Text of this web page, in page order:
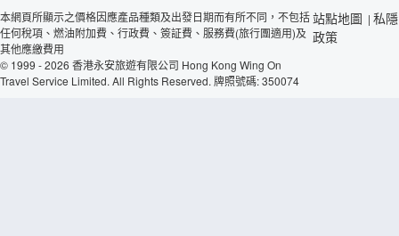
本網頁所顯示之價格因應產品種類及出發日期而有所不同，不包括
任何稅項、燃油附加費、行政費、簽証費、服務費(旅行團適用)及
其他應繳費用
© 1999 - 2026 香港永安旅遊有限公司 Hong Kong Wing On
Travel Service Limited. All Rights Reserved. 牌照號碼: 350074
站點地圖 | 私隱
政策